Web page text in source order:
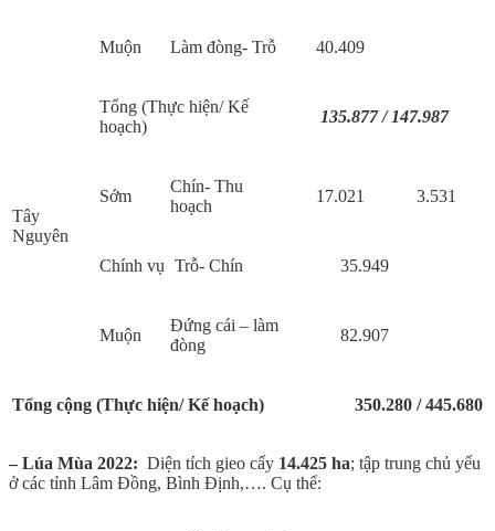
Muộn Làm đòng- Trỗ 40.409
Tây
Nguyên
Tổng (Thực hiện/ Kế
hoạch)
135.877 / 147.987
Sớm
Chín- Thu
hoạch
17.021 3.531
Chính vụ Trỗ- Chín 35.949
Muộn
Đứng cái – làm
đòng
82.907
Tổng cộng (Thực hiện/ Kế hoạch) 350.280 / 445.680
– Lúa Mùa 2022: Diện tích gieo cấy 14.425 ha; tập trung chủ yếu
ở các tỉnh Lâm Đồng, Bình Định,…. Cụ thể: